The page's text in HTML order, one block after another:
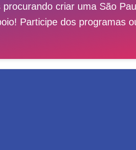
criar uma São
Participe dos programas